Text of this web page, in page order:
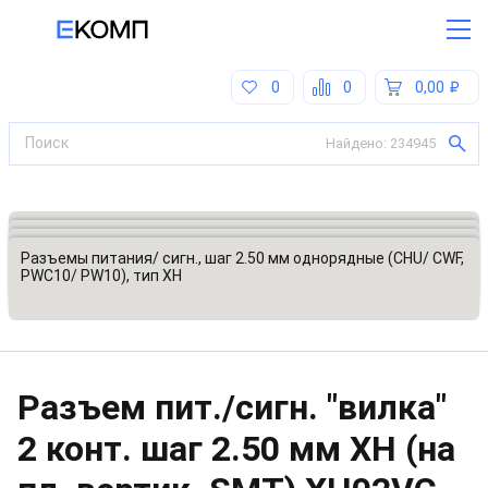
0,00
0
0
Найдено: 234945
Все категории
Разъемы, соединители
Разъемы питания (сигнальные)
Разъемы питания/ сигн., шаг 2.50 мм однорядные (CHU/ CWF,
PWC10/ PW10), тип XH
Разъем пит./сигн. "вилка"
2 конт. шаг 2.50 мм XH (на